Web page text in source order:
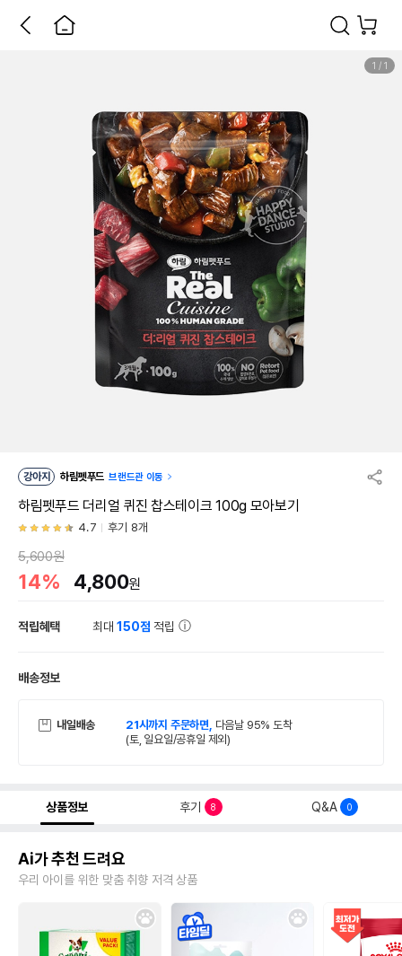
1 / 1
강아지 하림펫푸드 브랜드관 이동
하림펫푸드 더리얼 퀴진 찹스테이크 100g 모아보기
4.7 후기 8개
5,600원
14% 4,800원
적립혜택 최대150점 적립
배송정보
내일배송 21시까지 주문하면, 다음날 95% 도착
(토, 일요일/공휴일 제외)
상품정보 후기 8 Q&A 0
Ai가 추천 드려요
우리 아이를 위한 맞춤 취향 저격 상품